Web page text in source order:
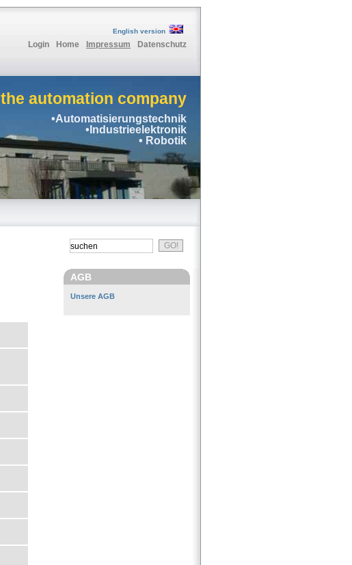
English version
Login Home Impressum Datenschutz
the automation company
•Automatisierungstechnik
•Industrieelektronik
• Robotik
AGB
Unsere AGB